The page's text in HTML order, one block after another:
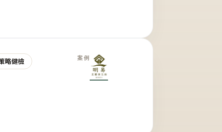
略健檢 案例